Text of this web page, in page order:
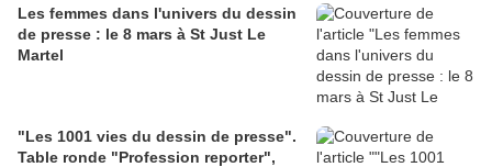
Les femmes dans l'univers du dessin
de presse : le 8 mars à St Just Le
Martel
"Les 1001 vies du dessin de presse".
Table ronde "Profession reporter",